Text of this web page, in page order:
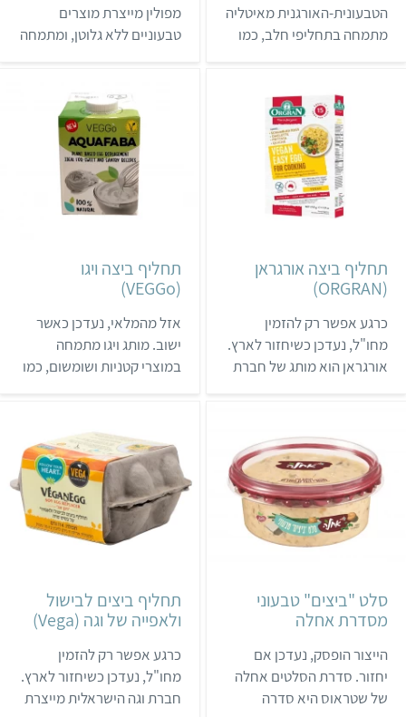
הטבעונית-האורגנית מאיטליה
מתמחה בתחליפי חלב, כמו
2025 הגיע לארץ מוצר חדש
ומפתיע של החברה: תחליף
ביצה. כרגע הוא נמכר בניצת
הדובדבן, אבל בהמשך בטח
תוכלו לרכוש אותו בעוד הרבה
מפולין מייצרת מוצרים
טבעוניים ללא גלוטן, ומתמחה
חודשים ארוכים בטמפרטורת
החדר, ובשנת 2024 נחת
לראשונה בישראל מוצר שלה.
תחליף ביצה אורגראן
(ORGRAN)
כרגע אפשר רק להזמין
מחו"ל, נעדכן כשיחזור לארץ.
אורגראן הוא מותג של חברת
ומוצריו נמכרים בעשרות
מדינות ברחבי העולם.
אורגראן מנסה להשתמש
באריזות בנות קיימא ולהיטיב
עם הסביבה ככל האפשר.
תחליף ביצה ויגו
(VEGGo)
אזל מהמלאי, נעדכן כאשר
ישוב. מותג ויגו מתמחה
במוצרי קטניות ושומשום, כמו
הביצה של החברה, שמכיל רק
מים וחומוס ומיועד למתכונים
מלוחים ומתוקים גם יחד
(מיונז, מרנג, רטבים ועוד).
סלט "ביצים" טבעוני
מסדרת אחלה
הייצור הופסק, נעדכן אם
יחזור. סדרת הסלטים אחלה
של שטראוס היא סדרה
תחליף ביצים לבישול
ולאפייה של וגה (Vega)
כרגע אפשר רק להזמין
מחו"ל, נעדכן כשיחזור לארץ.
חברת וגה הישראלית מייצרת